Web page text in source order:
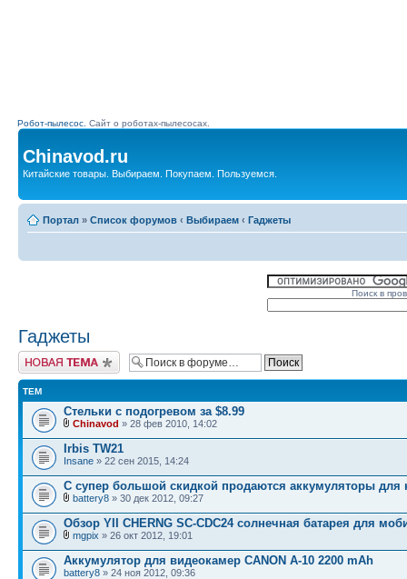
Робот-пылесос. Сайт о роботах-пылесосах.
Chinavod.ru
Китайские товары. Выбираем. Покупаем. Пользуемся.
Портал » Список форумов ‹ Выбираем ‹ Гаджеты
Поиск в
Гаджеты
Начать новую тему
ТЕМ
Стельки с подогревом за $8.99
Chinavod » 28 фев 2010, 14:02
Irbis TW21
Insane » 22 сен 2015, 14:24
С супер большой скидкой продаются аккумуляторы для
battery8 » 30 дек 2012, 09:27
Обзор YII CHERNG SC-CDC24 солнечная батарея для
mgpix » 26 окт 2012, 19:01
Аккумулятор для видеокамер CANON A-10 2200 mAh
battery8 » 24 ноя 2012, 09:36